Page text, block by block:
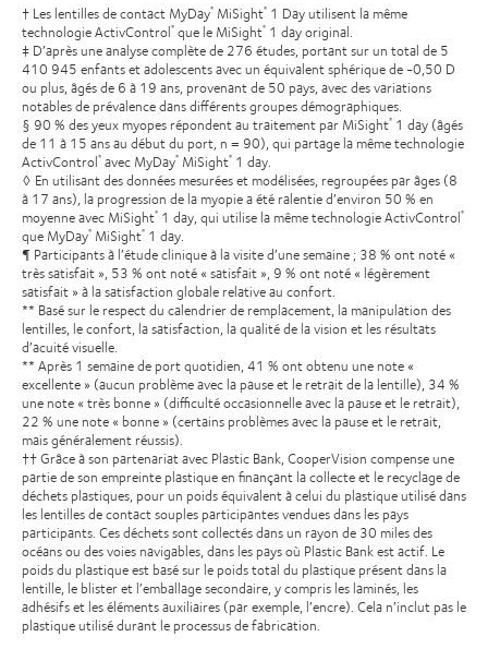
† Les lentilles de contact MyDay® MiSight® 1 Day utilisent la même
technologie ActivControl® que le MiSight® 1 day original.
‡ D’après une analyse complète de 276 études, portant sur un total de 5
410 945 enfants et adolescents avec un équivalent sphérique de -0,50 D
ou plus, âgés de 6 à 19 ans, provenant de 50 pays, avec des variations
notables de prévalence dans différents groupes démographiques.
§ 90 % des yeux myopes répondent au traitement par MiSight® 1 day (âgés
de 11 à 15 ans au début du port, n = 90), qui partage la même technologie
ActivControl® avec MyDay® MiSight® 1 day.
◊ En utilisant des données mesurées et modélisées, regroupées par âges (8
à 17 ans), la progression de la myopie a été ralentie d’environ 50 % en
moyenne avec MiSight® 1 day, qui utilise la même technologie ActivControl®
que MyDay® MiSight® 1 day.
¶ Participants à l’étude clinique à la visite d’une semaine ; 38 % ont noté «
très satisfait », 53 % ont noté « satisfait », 9 % ont noté « légèrement
satisfait » à la satisfaction globale relative au confort.
** Basé sur le respect du calendrier de remplacement, la manipulation des
lentilles, le confort, la satisfaction, la qualité de la vision et les résultats
d’acuité visuelle.
** Après 1 semaine de port quotidien, 41 % ont obtenu une note «
excellente » (aucun problème avec la pause et le retrait de la lentille), 34 %
une note « très bonne » (difficulté occasionnelle avec la pause et le retrait),
22 % une note « bonne » (certains problèmes avec la pause et le retrait,
mais généralement réussis).
†† Grâce à son partenariat avec Plastic Bank, CooperVision compense une
partie de son empreinte plastique en finançant la collecte et le recyclage de
déchets plastiques, pour un poids équivalent à celui du plastique utilisé dans
les lentilles de contact souples participantes vendues dans les pays
participants. Ces déchets sont collectés dans un rayon de 30 miles des
océans ou des voies navigables, dans les pays où Plastic Bank est actif. Le
poids du plastique est basé sur le poids total du plastique présent dans la
lentille, le blister et l’emballage secondaire, y compris les laminés, les
adhésifs et les éléments auxiliaires (par exemple, l’encre). Cela n’inclut pas le
plastique utilisé durant le processus de fabrication.